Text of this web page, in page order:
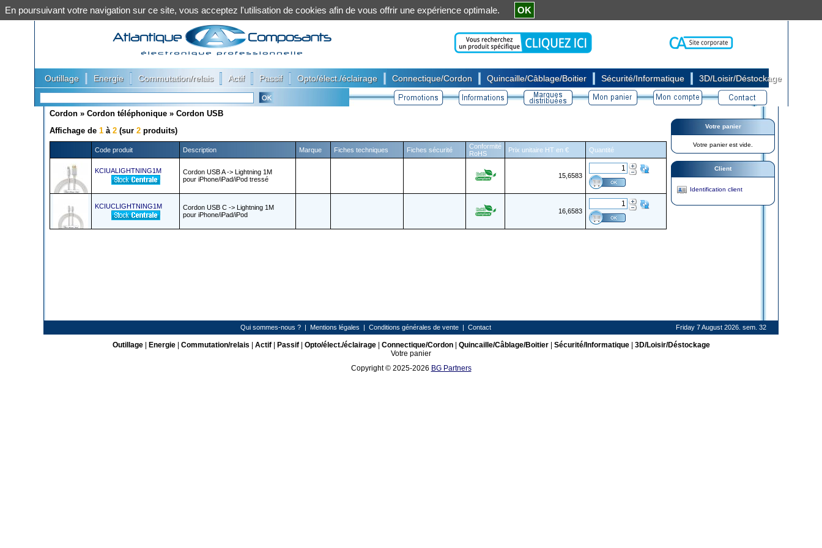
Outillage Energie Commutation/relais Actif Passif Opto/élect./éclairage Connectique/Cordon Quincaille/Câblage/Boitier Sécurité/Informatique 3D/Loisir/Déstockage
Cordon » Cordon téléphonique » Cordon USB
Affichage de 1 à 2 (sur 2 produits)
Code produit Description Marque Fiches techniques Fiches sécurité
Conformité
RoHS
Prix unitaire HT en € Quantité
KCIUALIGHTNING1M
Cordon USB A -> Lightning 1M
pour iPhone/iPad/iPod tressé
15,6583
KCIUCLIGHTNING1M
Cordon USB C -> Lightning 1M
pour iPhone/iPad/iPod
16,6583
Votre panier
Votre panier est vide.
Client
Identification client
Qui sommes-nous ? | Mentions légales | Conditions générales de vente | Contact Friday 7 August 2026. sem. 32
Outillage| Energie| Commutation/relais Actif| Passif| Opto/élect./éclairage| Connectique/Cordon| Quincaille/Câblage/Boitier| Sécurité/Informatique| 3D/Loisir/Déstockage
Votre panier
Copyright © 2025-2026 BG Partners
En poursuivant votre navigation sur ce site, vous acceptez l'utilisation de cookies afin de vous offrir une expérience optimale. OK